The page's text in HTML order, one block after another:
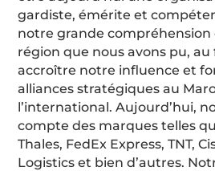
gardiste, émérite et
notre grande compréhension
région que nous avons pu,
accroître notre influence et
alliances stratégiques au
l’international. Aujourd’hui,
compte des marques telles
Thales, FedEx Express, TNT,
Logistics et bien d’autres.